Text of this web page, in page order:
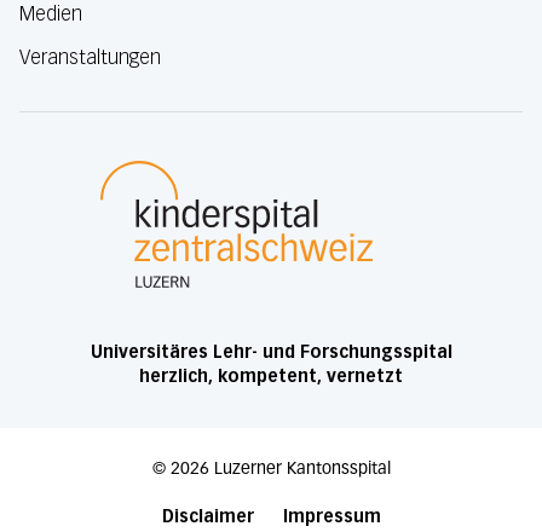
Medien
Veranstaltungen
Luzerner Kantonsspital
Universitäres Lehr- und Forschungsspital
herzlich, kompetent, vernetzt
© 2026 Luzerner Kantonsspital
Disclaimer Impressum